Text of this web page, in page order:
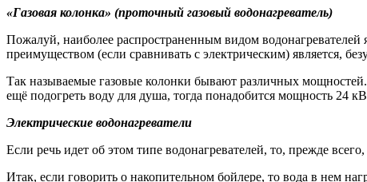
«Газовая колонка» (проточный газовый водонагреватель)
Пожалуй, наиболее распространенным видом
преимуществом (если сравнивать с электрическим) является,
Так называемые газовые колонки бывают различных
ещё подогреть воду для душа, тогда понадобится мощность 24
Электрические водонагреватели
Если речь идет об этом типе водонагревателей, то, прежде
Итак, если говорить о накопительном бойлере, то вода в нем